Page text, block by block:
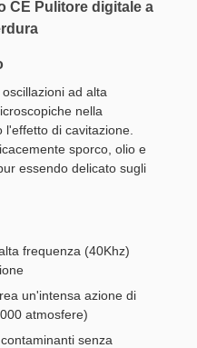
CE Pulitore digitale a
ad alta
nella
di cavitazione.
sporco, olio e
essendo delicato sugli
frequenza (40Khz)
un'intensa azione di
atmosfere)
senza